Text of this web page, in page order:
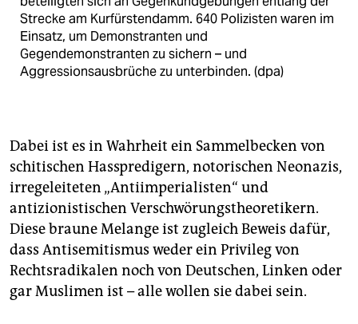
Strecke am Kurfürstendamm. 640 Polizisten waren im
Einsatz, um Demonstranten und
Gegendemonstranten zu sichern – und
Aggressionsausbrüche zu unterbinden. (dpa)
Dabei ist es in Wahrheit ein Sammelbecken von
schitischen Hasspredigern, notorischen Neonazis,
irregeleiteten „Antiimperialisten“ und
antizionistischen Verschwörungstheoretikern.
Diese braune Melange ist zugleich Beweis dafür,
dass Antisemitismus weder ein Privileg von
Rechtsradikalen noch von Deutschen, Linken oder
gar Muslimen ist – alle wollen sie dabei sein.